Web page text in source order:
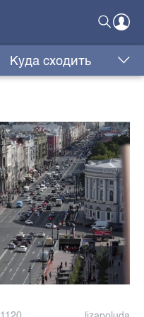
Куда сходить